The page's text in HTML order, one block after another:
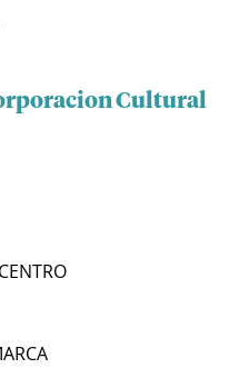
Cultural